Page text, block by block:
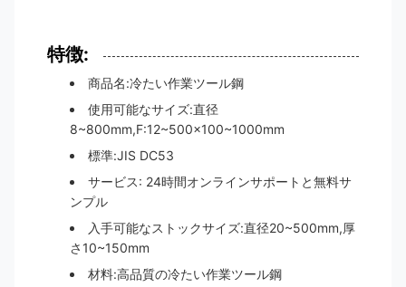
特徴:
商品名:冷たい作業ツール鋼
使用可能なサイズ:直径
8~800mm,F:12~500x100~1000mm
標準:JIS DC53
サービス: 24時間オンラインサポートと無料サ
ンプル
入手可能なストックサイズ:直径20~500mm,厚
さ10~150mm
材料:高品質の冷たい作業ツール鋼